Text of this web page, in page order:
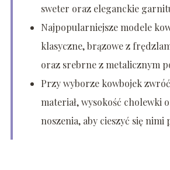
sweter oraz eleganckie
Najpopularniejsze modele
klasyczne, brązowe z
oraz srebrne z metalicznym
Przy wyborze kowbojek
materiał, wysokość cholewki
noszenia, aby cieszyć się nimi